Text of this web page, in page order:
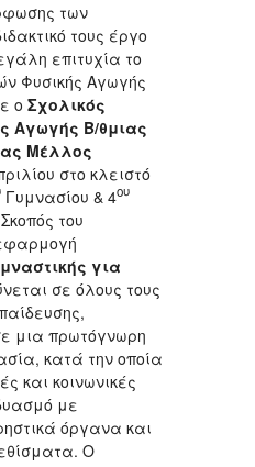
των
τους έργο
επιτυχία το
Φυσικής Αγωγής
ο Σχολικός
Αγωγής Β/θμιας
Μέλλος
στο κλειστό
Γυμνασίου & 4ου
Σκοπός του
για
σε όλους τους
μια πρωτόγνωρη
κατά την οποία
και κοινωνικές
με
όργανα και
Ο